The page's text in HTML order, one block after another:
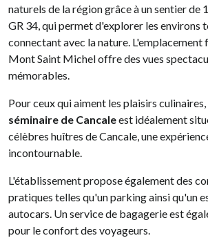
naturels de la région grâce à un sentier de
GR 34, qui permet d'explorer les environs
connectant avec la nature. L'emplacement
Mont Saint Michel offre des vues
mémorables.
Pour ceux qui aiment les plaisirs
séminaire de Cancaleest idéalement
célèbres huîtres de Cancale, une
incontournable.
L'établissement propose également des
pratiques telles qu'un parking ainsi qu'un
autocars. Un service de bagagerie est
pour le confort des voyageurs.